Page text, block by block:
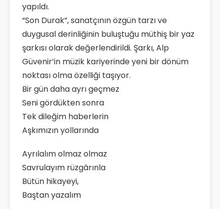
yapıldı.
“Son Durak”, sanatçının özgün tarzı ve
duygusal derinliğinin buluştuğu müthiş bir yaz
şarkısı olarak değerlendirildi. Şarkı, Alp
Güvenir’in müzik kariyerinde yeni bir dönüm
noktası olma özelliği taşıyor.
Bir gün daha ayrı geçmez
Seni gördükten sonra
Tek dileğim haberlerin
Aşkımızın yollarında
Ayrılalım olmaz olmaz
Savrulayım rüzgârınla
Bütün hikayeyi,
Baştan yazalım